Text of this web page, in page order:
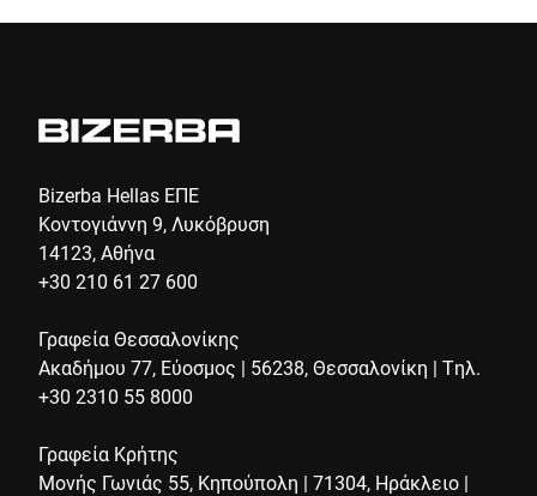
Bizerba Hellas ΕΠΕ
Κοντογιάννη 9, Λυκόβρυση
14123, Αθήνα
+30 210 61 27 600
Γραφεία Θεσσαλονίκης
Ακαδήμου 77, Εύοσμος | 56238, Θεσσαλονίκη | Τηλ.
+30 2310 55 8000
Γραφεία Κρήτης
Μονής Γωνιάς 55, Κηπούπολη | 71304, Ηράκλειο |